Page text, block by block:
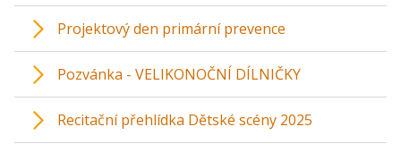
Projektový den primární prevence
Pozvánka - VELIKONOČNÍ DÍLNIČKY
Recitační přehlídka Dětské scény 2025